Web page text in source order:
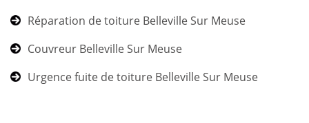
Réparation de toiture Belleville Sur Meuse
Couvreur Belleville Sur Meuse
Urgence fuite de toiture Belleville Sur Meuse